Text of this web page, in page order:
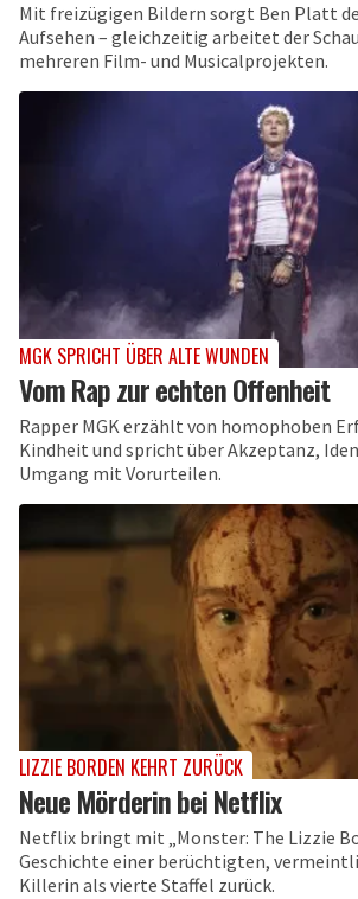
Mit freizügigen Bildern sorgt Ben Platt
Aufsehen – gleichzeitig arbeitet der
mehreren Film- und Musicalprojekten.
MGK SPRICHT ÜBER ALTE WUNDEN
Vom Rap zur echten Offenheit
Rapper MGK erzählt von homophoben
Kindheit und spricht über Akzeptanz,
Umgang mit Vorurteilen.
LIZZIE BORDEN KEHRT ZURÜCK
Neue Mörderin bei Netflix
Netflix bringt mit „Monster: The Lizzie
Geschichte einer berüchtigten,
Killerin als vierte Staffel zurück.